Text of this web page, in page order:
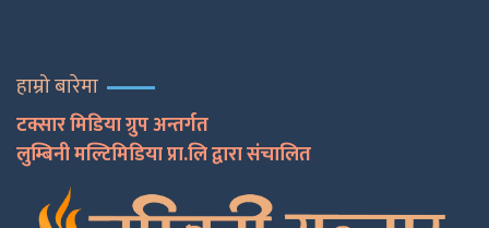
हाम्रो बारेमा
टक्सार मिडिया ग्रुप अन्तर्गत
लुम्बिनी मल्टिमिडिया प्रा.लि द्वारा संचालित